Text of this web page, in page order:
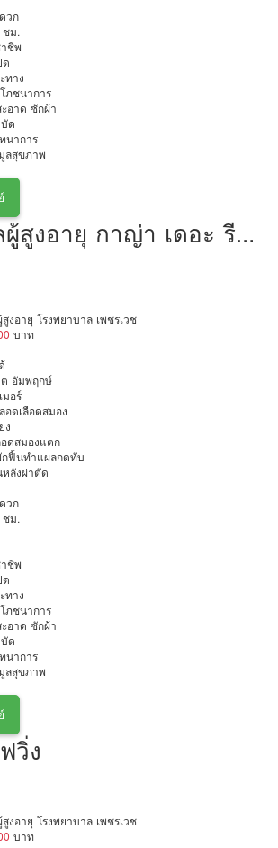
วก
ม.
ชีพ
ด
ทาง
ภชนาการ
อาด ซักผ้า
ด
นาการ
ลสุขภาพ
สูงอายุ กาญ่า เดอะ รี
เดนซ์
อายุ โรงพยาบาล เพชรเวช
บาท
อัมพฤกษ์
มอร์
อดเลือดสมอง
ง
อดสมองแตก
ฟื้นทำแผลกดทับ
ลังผ่าตัด
วก
ม.
ชีพ
ด
ทาง
ภชนาการ
อาด ซักผ้า
ด
นาการ
ลสุขภาพ
วิ่ง
อายุ โรงพยาบาล เพชรเวช
บาท